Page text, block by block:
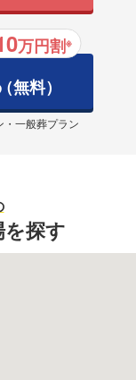
万円割※
無料）
一般葬プラン
探す